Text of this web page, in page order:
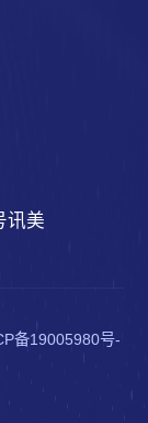
讯美
备19005980号-